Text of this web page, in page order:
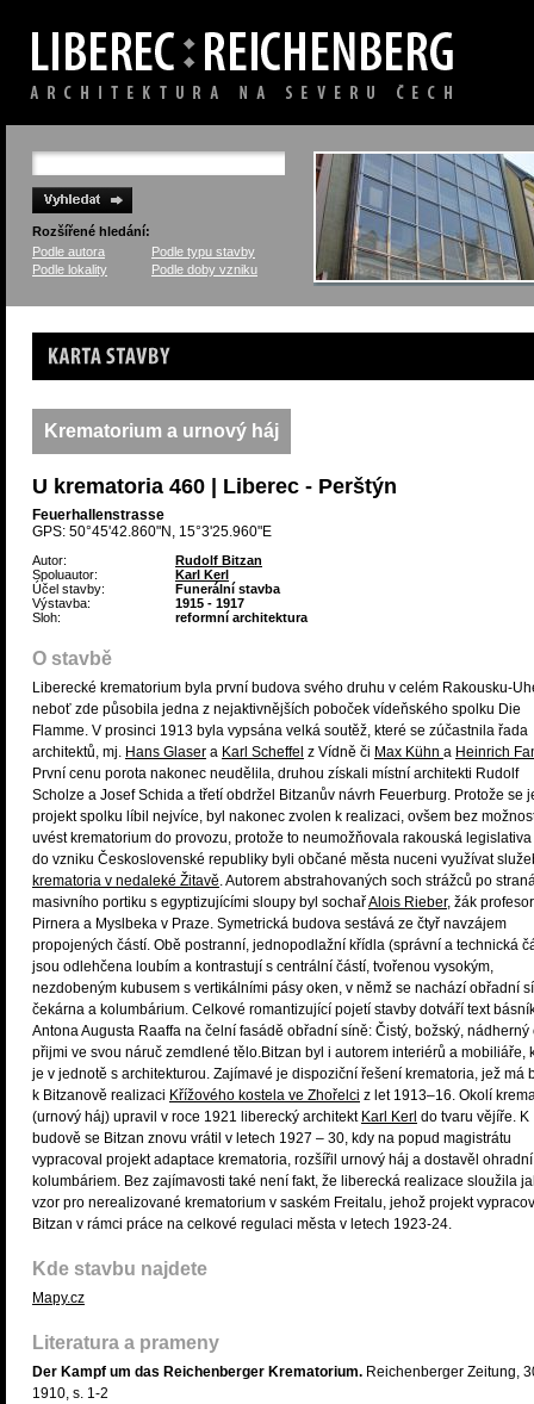
Rozšířené hledání:
Podle autora
Podle typu stavby
Podle lokality
Podle doby vzniku
Karta stavby
Krematorium a urnový háj
U krematoria 460 | Liberec - Perštýn
Feuerhallenstrasse
GPS: 50°45'42.860"N, 15°3'25.960"E
Autor:
Rudolf Bitzan
Spoluautor:
Karl Kerl
Účel stavby:
Funerální stavba
Výstavba:
1915 - 1917
Sloh:
reformní architektura
O stavbě
Liberecké krematorium byla první budova svého druhu v celém Rakousku-
neboť zde působila jedna z nejaktivnějších poboček vídeňského spolku Die
Flamme. V prosinci 1913 byla vypsána velká soutěž, které se zúčastnila řada
architektů, mj. Hans Glaser a Karl Scheffel z Vídně či Max Kühn a Heinrich
První cenu porota nakonec neudělila, druhou získali místní architekti Rudolf
Scholze a Josef Schida a třetí obdržel Bitzanův návrh Feuerburg. Protože se
projekt spolku líbil nejvíce, byl nakonec zvolen k realizaci, ovšem bez
uvést krematorium do provozu, protože to neumožňovala rakouská legislativa
do vzniku Československé republiky byli občané města nuceni využívat
krematoria v nedaleké Žitavě. Autorem abstrahovaných soch strážců po
masivního portiku s egyptizujícími sloupy byl sochařAlois Rieber, žák
Pirnera a Myslbeka v Praze. Symetrická budova sestává ze čtyř navzájem
propojených částí. Obě postranní, jednopodlažní křídla (správní a technická
jsou odlehčena loubím a kontrastují s centrální částí, tvořenou vysokým,
nezdobeným kubusem s vertikálními pásy oken, v němž se nachází obřadní
čekárna a kolumbárium. Celkové romantizující pojetí stavby dotváří text
Antona Augusta Raaffa na čelní fasádě obřadní síně: Čistý, božský, nádherný
přijmi ve svou náruč zemdlené tělo.Bitzan byl i autorem interiérů a mobiliáře,
je v jednotě s architekturou. Zajímavé je dispoziční řešení krematoria, jež má
k Bitzanově realizaci Křížového kostela ve Zhořelci z let 1913–16. Okolí
(urnový háj) upravil v roce 1921 liberecký architekt Karl Kerl do tvaru vějíře. K
budově se Bitzan znovu vrátil v letech 1927 – 30, kdy na popud magistrátu
vypracoval projekt adaptace krematoria, rozšířil urnový háj a dostavěl
kolumbáriem. Bez zajímavosti také není fakt, že liberecká realizace sloužila
vzor pro nerealizované krematorium v saském Freitalu, jehož projekt
Bitzan v rámci práce na celkové regulaci města v letech 1923-24.
Kde stavbu najdete
Mapy.cz
Literatura a prameny
Der Kampf um das Reichenberger Krematorium. Reichenberger Zeitung,
1910, s. 1-2